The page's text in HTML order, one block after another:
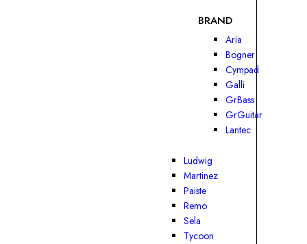
BRAND
Aria
Bogner
Cympad
Galli
GrBass
GrGuitar
Lantec
Ludwig
Martinez
Paiste
Remo
Sela
Tycoon